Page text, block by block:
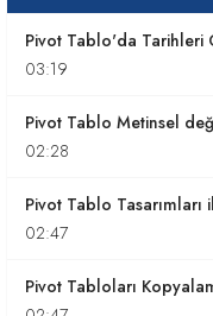
Pivot Tablo'da Tarihleri
03:19
Pivot Tablo Metinsel
02:28
Pivot Tablo Tasarımları
02:47
Pivot Tabloları